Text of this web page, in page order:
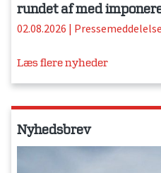
rundet af med
02.08.2026 | Pressemeddelelse
Læs flere nyheder
Nyhedsbrev